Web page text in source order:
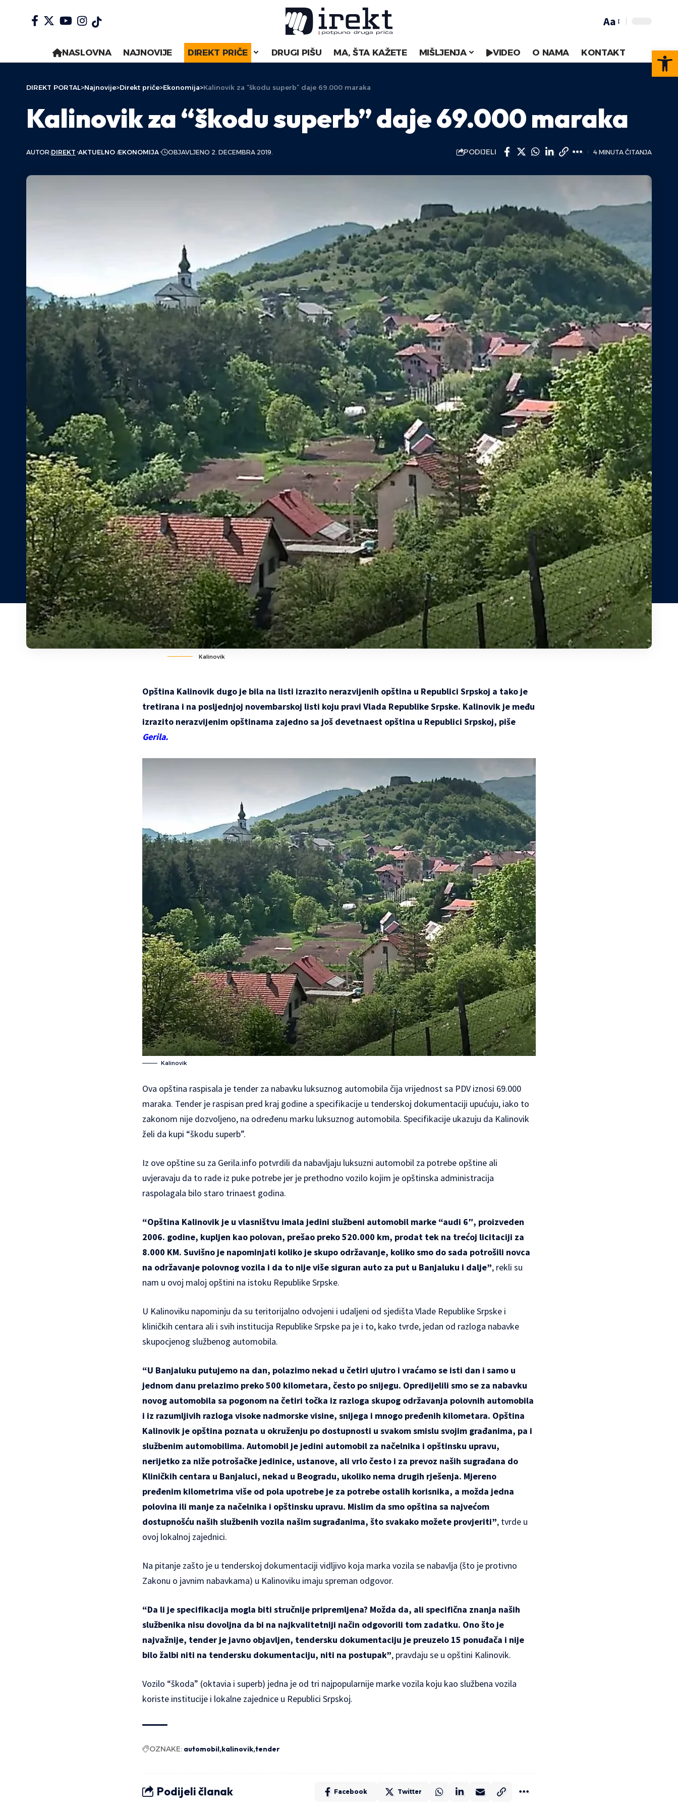
Aa
NASLOVNA NAJNOVIJE DIREKT PRIČE DRUGI PIŠU MA, ŠTA KAŽETE MIŠLJENJA VIDEO O NAMA KONTAKT
DIREKT PORTAL>Najnovije>Direkt priče>Ekonomija>Kalinovik za “škodu superb” daje 69.000 maraka
Kalinovik za “škodu superb” daje 69.000 maraka
AUTOR:DIREKT AKTUELNO EKONOMIJA OBJAVLJENO 2. DECEMBRA 2019. PODIJELI 4 MINUTA ČITANJA
Kalinovik
Opština Kalinovik dugo je bila na listi izrazito nerazvijenih opština u Republici Srpskoj a tako je
tretirana i na posljednjoj novembarskoj listi koju pravi Vlada Republike Srpske. Kalinovik je među
izrazito nerazvijenim opštinama zajedno sa još devetnaest opština u Republici Srpskoj, piše
Gerila.
Kalinovik
Ova opština raspisala je tender za nabavku luksuznog automobila čija vrijednost sa PDV iznosi 69.000
maraka. Tender je raspisan pred kraj godine a specifikacije u tenderskoj dokumentaciji upućuju, iako to
zakonom nije dozvoljeno, na određenu marku luksuznog automobila. Specifikacije ukazuju da Kalinovik
želi da kupi “škodu superb”.
Iz ove opštine su za Gerila.info potvrdili da nabavljaju luksuzni automobil za potrebe opštine ali
uvjeravaju da to rade iz puke potrebe jer je prethodno vozilo kojim je opštinska administracija
raspolagala bilo staro trinaest godina.
“Opština Kalinovik je u vlasništvu imala jedini službeni automobil marke “audi 6″, proizveden
2006. godine, kupljen kao polovan, prešao preko 520.000 km, prodat tek na trećoj licitaciji za
8.000 KM. Suvišno je napominjati koliko je skupo održavanje, koliko smo do sada potrošili novca
na održavanje polovnog vozila i da to nije više siguran auto za put u Banjaluku i dalje”, rekli su
nam u ovoj maloj opštini na istoku Republike Srpske.
U Kalinoviku napominju da su teritorijalno odvojeni i udaljeni od sjedišta Vlade Republike Srpske i
kliničkih centara ali i svih institucija Republike Srpske pa je i to, kako tvrde, jedan od razloga nabavke
skupocjenog službenog automobila.
“U Banjaluku putujemo na dan, polazimo nekad u četiri ujutro i vraćamo se isti dan i samo u
jednom danu prelazimo preko 500 kilometara, često po snijegu. Opredijelili smo se za nabavku
novog automobila sa pogonom na četiri točka iz razloga skupog održavanja polovnih automobila
i iz razumljivih razloga visoke nadmorske visine, snijega i mnogo pređenih kilometara. Opština
Kalinovik je opština poznata u okruženju po dostupnosti u svakom smislu svojim građanima, pa i
službenim automobilima. Automobil je jedini automobil za načelnika i opštinsku upravu,
nerijetko za niže potrošačke jedinice, ustanove, ali vrlo često i za prevoz naših sugrađana do
Kliničkih centara u Banjaluci, nekad u Beogradu, ukoliko nema drugih rješenja. Mjereno
pređenim kilometrima više od pola upotrebe je za potrebe ostalih korisnika, a možda jedna
polovina ili manje za načelnika i opštinsku upravu. Mislim da smo opština sa najvećom
dostupnošću naših službenih vozila našim sugrađanima, što svakako možete provjeriti”, tvrde u
ovoj lokalnoj zajednici.
Na pitanje zašto je u tenderskoj dokumentaciji vidljivo koja marka vozila se nabavlja (što je protivno
Zakonu o javnim nabavkama) u Kalinoviku imaju spreman odgovor.
“Da li je specifikacija mogla biti stručnije pripremljena? Možda da, ali specifična znanja naših
službenika nisu dovoljna da bi na najkvalitetniji način odgovorili tom zadatku. Ono što je
najvažnije, tender je javno objavljen, tendersku dokumentaciju je preuzelo 15 ponuđača i nije
bilo žalbi niti na tendersku dokumentaciju, niti na postupak”, pravdaju se u opštini Kalinovik.
Vozilo “škoda” (oktavia i superb) jedna je od tri najpopularnije marke vozila koju kao službena vozila
koriste institucije i lokalne zajednice u Republici Srpskoj.
OZNAKE: automobil kalinovik tender
Podijeli članak Facebook Twitter